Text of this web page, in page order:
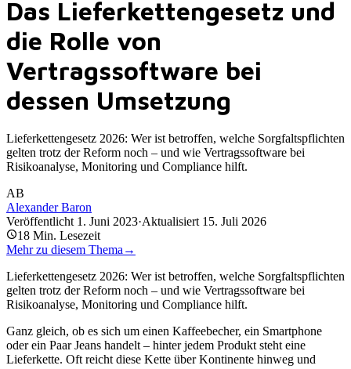
Das Lieferkettengesetz und
die Rolle von
Vertragssoftware bei
dessen Umsetzung
Lieferkettengesetz 2026: Wer ist betroffen, welche Sorgfaltspflichten
gelten trotz der Reform noch – und wie Vertragssoftware bei
Risikoanalyse, Monitoring und Compliance hilft.
AB
Alexander Baron
Veröffentlicht 1. Juni 2023·Aktualisiert 15. Juli 2026
18 Min. Lesezeit
Mehr zu diesem Thema →
Lieferkettengesetz 2026: Wer ist betroffen, welche Sorgfaltspflichten
gelten trotz der Reform noch – und wie Vertragssoftware bei
Risikoanalyse, Monitoring und Compliance hilft.
Ganz gleich, ob es sich um einen Kaffeebecher, ein Smartphone
oder ein Paar Jeans handelt – hinter jedem Produkt steht eine
Lieferkette. Oft reicht diese Kette über Kontinente hinweg und